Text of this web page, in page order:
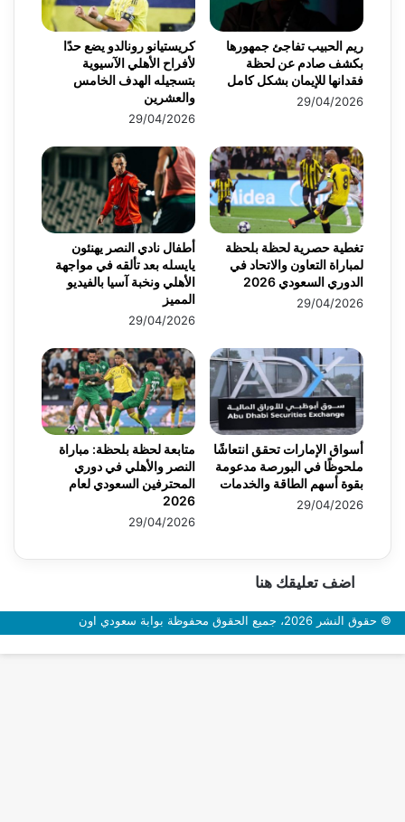
كريستيانو رونالدو يضع حدًا
لأفراح الأهلي الآسيوية
بتسجيله الهدف الخامس
والعشرين
29/04/2026
ريم الحبيب تفاجئ جمهورها
بكشف صادم عن لحظة
فقدانها للإيمان بشكل كامل
29/04/2026
أطفال نادي النصر يهنئون
يايسله بعد تألقه في مواجهة
الأهلي ونخبة آسيا بالفيديو
المميز
29/04/2026
تغطية حصرية لحظة بلحظة
لمباراة التعاون والاتحاد في
الدوري السعودي 2026
29/04/2026
متابعة لحظة بلحظة: مباراة
النصر والأهلي في دوري
المحترفين السعودي لعام
2026
29/04/2026
أسواق الإمارات تحقق انتعاشًا
ملحوظًا في البورصة مدعومة
بقوة أسهم الطاقة والخدمات
29/04/2026
اضف تعليقك هنا
© حقوق النشر 2026، جميع الحقوق محفوظة بوابة سعودي اون